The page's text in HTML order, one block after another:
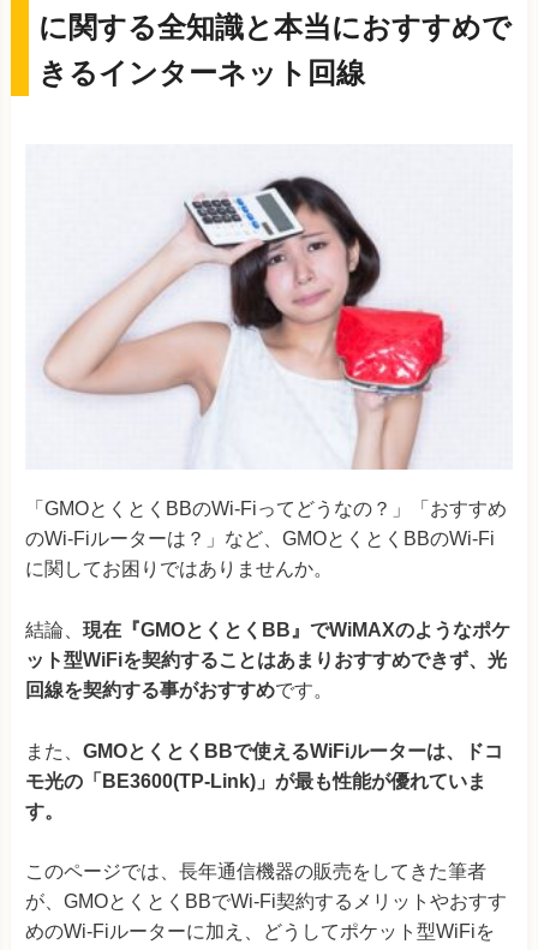
に関する全知識と本当におすすめで
きるインターネット回線
「GMOとくとくBBのWi-Fiってどうなの？」「おすすめ
のWi-Fiルーターは？」など、GMOとくとくBBのWi-Fi
に関してお困りではありませんか。
結論、 現在『GMOとくとくBB』でWiMAXのようなポケ
ット型WiFiを契約することはあまりおすすめできず、光
回線を契約する事がおすすめです。
また、 GMOとくとくBBで使えるWiFiルーターは、ドコ
モ光の「BE3600(TP-Link)」が最も性能が優れていま
す。
このページでは、長年通信機器の販売をしてきた筆者
が、GMOとくとくBBでWi-Fi契約するメリットやおすす
めのWi-Fiルーターに加え、どうしてポケット型WiFiを